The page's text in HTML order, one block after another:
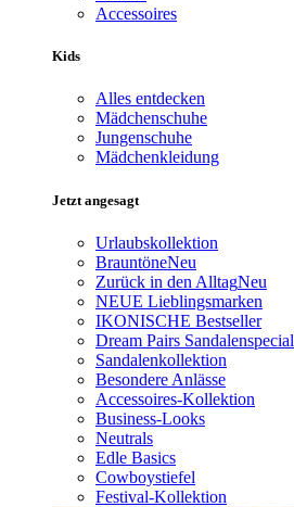
Accessoires
Kids
Alles entdecken
Mädchenschuhe
Jungenschuhe
Mädchenkleidung
Jetzt angesagt
Urlaubskollektion
BrauntöneNeu
Zurück in den AlltagNeu
NEUE Lieblingsmarken
IKONISCHE Bestseller
Dream Pairs Sandalenspecial
Sandalenkollektion
Besondere Anlässe
Accessoires-Kollektion
Business-Looks
Neutrals
Edle Basics
Cowboystiefel
Festival-Kollektion